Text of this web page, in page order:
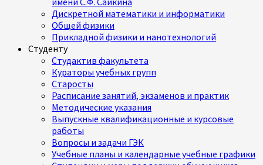
Дискретной математики и информатики
Общей физики
Прикладной физики и нанотехнологий
Студенту
Студактив факультета
Кураторы учебных групп
Старосты
Расписание занятий, экзаменов и практик
Методические указания
Выпускные квалификационные и курсовые
работы
Вопросы и задачи ГЭК
Учебные планы и календарные учебные графики